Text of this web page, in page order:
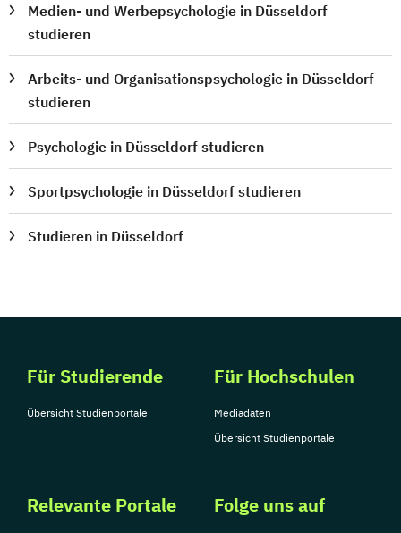
Medien- und Werbepsychologie in Düsseldorf
studieren
Arbeits- und Organisationspsychologie in Düsseldorf
studieren
Psychologie in Düsseldorf studieren
Sportpsychologie in Düsseldorf studieren
Studieren in Düsseldorf
Für Studierende
Übersicht Studienportale
Für Hochschulen
Mediadaten
Übersicht Studienportale
Relevante Portale Folge uns auf